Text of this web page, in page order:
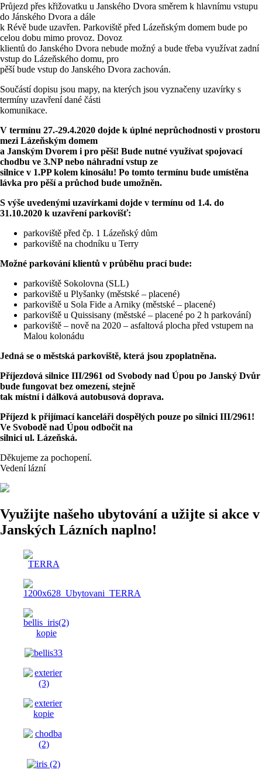
Průjezd přes křižovatku u Janského Dvora směrem k hlavnímu vstupu
do Jánského Dvora a dále
k Révě bude uzavřen. Parkoviště před Lázeňským domem bude po
celou dobu mimo provoz. Dovoz
klientů do Janského Dvora nebude možný a bude třeba využívat zadní
vstup do Lázeňského domu, pro
pěší bude vstup do Janského Dvora zachován.
Součástí dopisu jsou mapy, na kterých jsou vyznačeny uzavírky s
termíny uzavření dané části
komunikace.
V termínu 27.-29.4.2020 dojde k úplné neprůchodnosti v prostoru
mezi Lázeňským domem
a Janským Dvorem i pro pěší! Bude nutné využívat spojovací
chodbu ve 3.NP nebo náhradní vstup ze
silnice v 1.PP kolem kinosálu! Po tomto termínu bude umístěna
lávka pro pěší a průchod bude umožněn.
S výše uvedenými uzavírkami dojde v termínu od 1.4. do
31.10.2020 k uzavření parkovišť:
parkoviště před čp. 1 Lázeňský dům
parkoviště na chodníku u Terry
Možné parkování klientů v průběhu prací bude:
parkoviště Sokolovna (SLL)
parkoviště u Plyšanky (městské – placené)
parkoviště u Sola Fide a Arniky (městské – placené)
parkoviště u Quissisany (městské – placené po 2 h parkování)
parkoviště – nově na 2020 – asfaltová plocha před vstupem na
Malou kolonádu
Jedná se o městská parkoviště, která jsou zpoplatněna.
Příjezdová silnice III/2961 od Svobody nad Úpou po Janský Dvůr
bude fungovat bez omezení, stejně
tak místní i dálková autobusová doprava.
Příjezd k přijímací kanceláři dospělých pouze po silnici III/2961!
Ve Svobodě nad Úpou odbočit na
silnici ul. Lázeňská.
Děkujeme za pochopení.
Vedení lázní
Využijte našeho ubytování a užijte si akce v
Janských Lázních naplno!